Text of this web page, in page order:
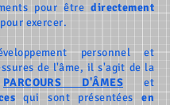
pour êtredirectement
exercer.
personnel et
de l'âme, il s'agit de la
PARCOURS D'ÂMES
et
qui sont présentéesen